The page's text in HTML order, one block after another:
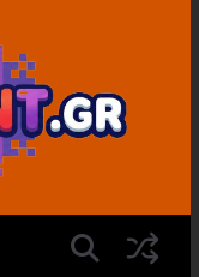
το Wild Blue
την οικογένεια!
Crimson Moon